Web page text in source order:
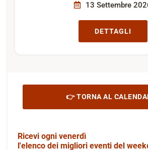
13 Settembre
DETTAGLI
👉 TORNA AL
Ricevi ogni venerdì
l'elenco dei migliori eventi del